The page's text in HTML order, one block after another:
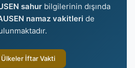
sahurbilgilerinin dışında
namaz vakitleri de
Ülkeler İftar Vakti